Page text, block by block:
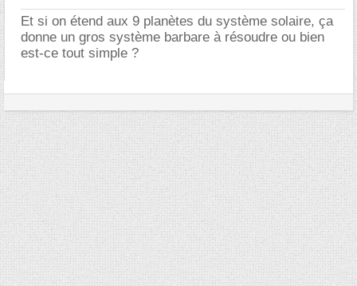
Et si on étend aux 9 planètes du système solaire, ça
donne un gros système barbare à résoudre ou bien
est-ce tout simple ?